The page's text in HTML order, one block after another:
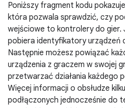
Poniższy fragment kodu
która pozwala sprawdzić, czy
wejściowe to kontrolery do gier.
pobiera identyfikatory urządzeń
Następnie możesz powiązać
urządzenia z graczem w swojej
przetwarzać działania każdego
Więcej informacji o obsłudze
podłączonych jednocześnie do